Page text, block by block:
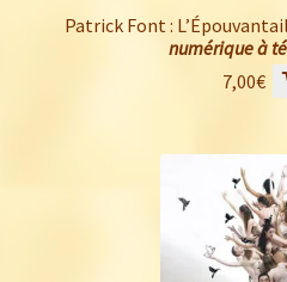
Patrick Font :
numérique à
7,00€